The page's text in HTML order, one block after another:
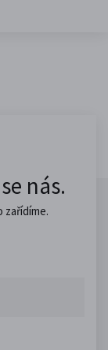
nás.
zařídíme.